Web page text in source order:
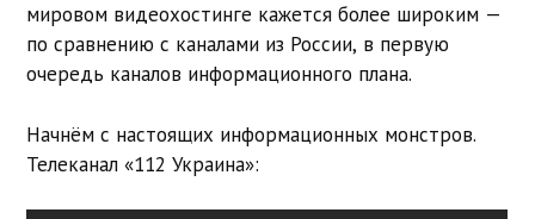
мировом видеохостинге кажется более широким —
по сравнению с каналами из России, в первую
очередь каналов информационного плана.
Начнём с настоящих информационных монстров.
Телеканал «112 Украина»: